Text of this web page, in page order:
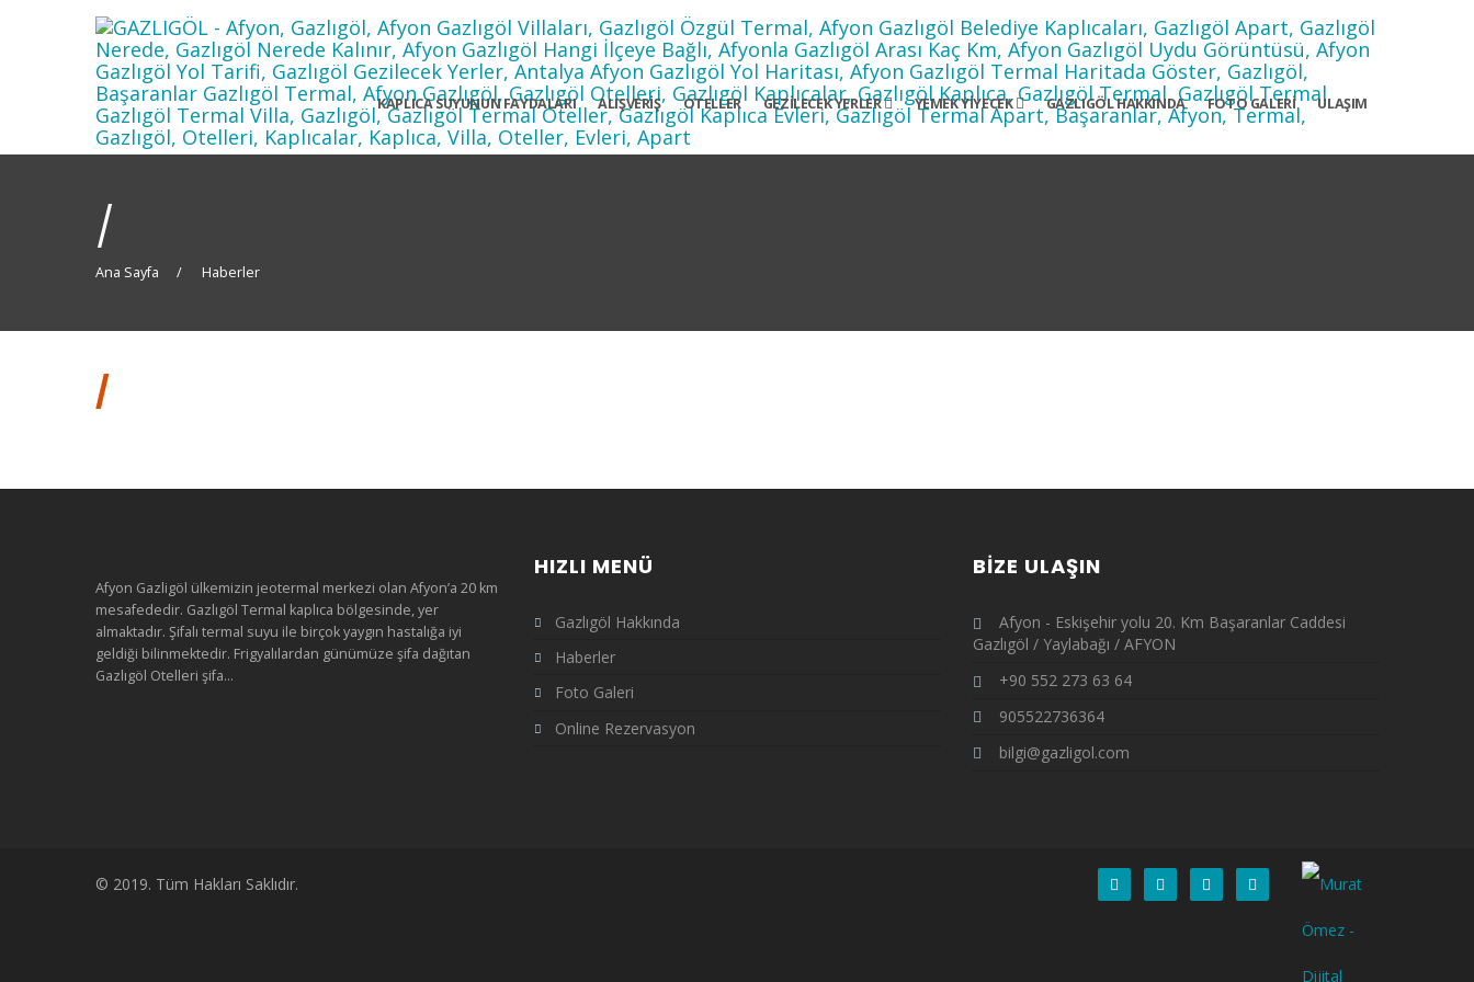
KAPLICA SUYUNUN FAYDALARI ALIŞVERIŞ OTELLER GEZILECEK YERLER YEMEK YIYECEK GAZLIGÖL HAKKINDA FOTO GALERI ULAŞIM
/
Ana Sayfa Haberler
/
Afyon Gazligöl ülkemizin jeotermal merkezi olan Afyon’a 20 km
mesafededir. Gazlıgöl Termal kaplıca bölgesinde, yer
almaktadır. Şifalı termal suyu ile birçok yaygın hastalığa iyi
geldiği bilinmektedir. Frigyalılardan günümüze şifa dağıtan
Gazlıgöl Otelleri şifa...
HIZLI MENÜ
Gazlıgöl Hakkında
Haberler
Foto Galeri
Online Rezervasyon
BIZE ULAŞIN
Afyon - Eskişehir yolu 20. Km Başaranlar Caddesi
Gazlıgöl / Yaylabağı / AFYON
+90 552 273 63 64
905522736364
bilgi@gazligol.com
© 2019. Tüm Hakları Saklıdır.